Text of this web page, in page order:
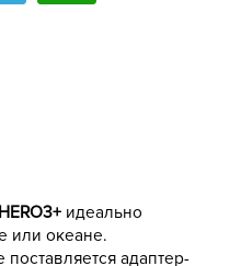
идеально
или океане.
адаптер-